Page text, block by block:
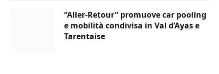
“Aller-Retour” promuove car pooling
e mobilità condivisa in Val d’Ayas e
Tarentaise